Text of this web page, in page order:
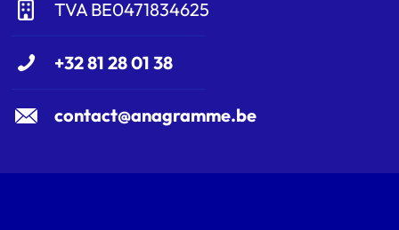
TVA BE0471834625
+32 81 28 01 38
contact@anagramme.be